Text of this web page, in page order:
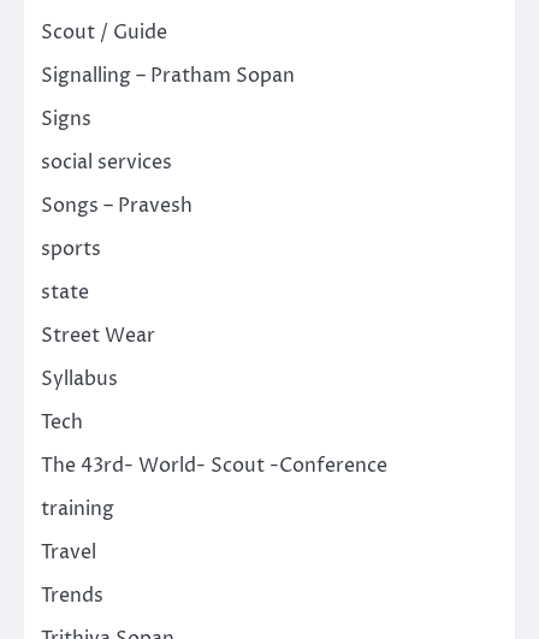
Scout / Guide
Signalling – Pratham Sopan
Signs
social services
Songs – Pravesh
sports
state
Street Wear
Syllabus
Tech
The 43rd- World- Scout -Conference
training
Travel
Trends